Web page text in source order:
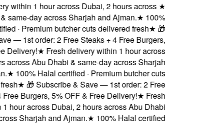
Fresh delivery within 1
Abu Dhabi & same-day
Halal certified ·
Subscribe & Save — 1st
5% OFF & Free Delivery!
Dubai, 2 hours across Abu
and Ajman.
delivered fresh
Steaks + 4 Free
delivery within 1 hour
& same-day across Sharjah